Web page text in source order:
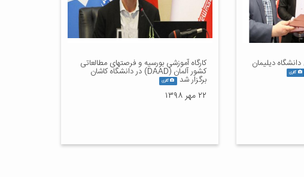
دیلیمان
گالری
کارگاه آموزشی بورسیه و فرصتهای مطالعاتی
کشور آلمان (DAAD) در دانشگاه کاشان
برگزار شد گالری
۲۲ مهر ۱۳۹۸